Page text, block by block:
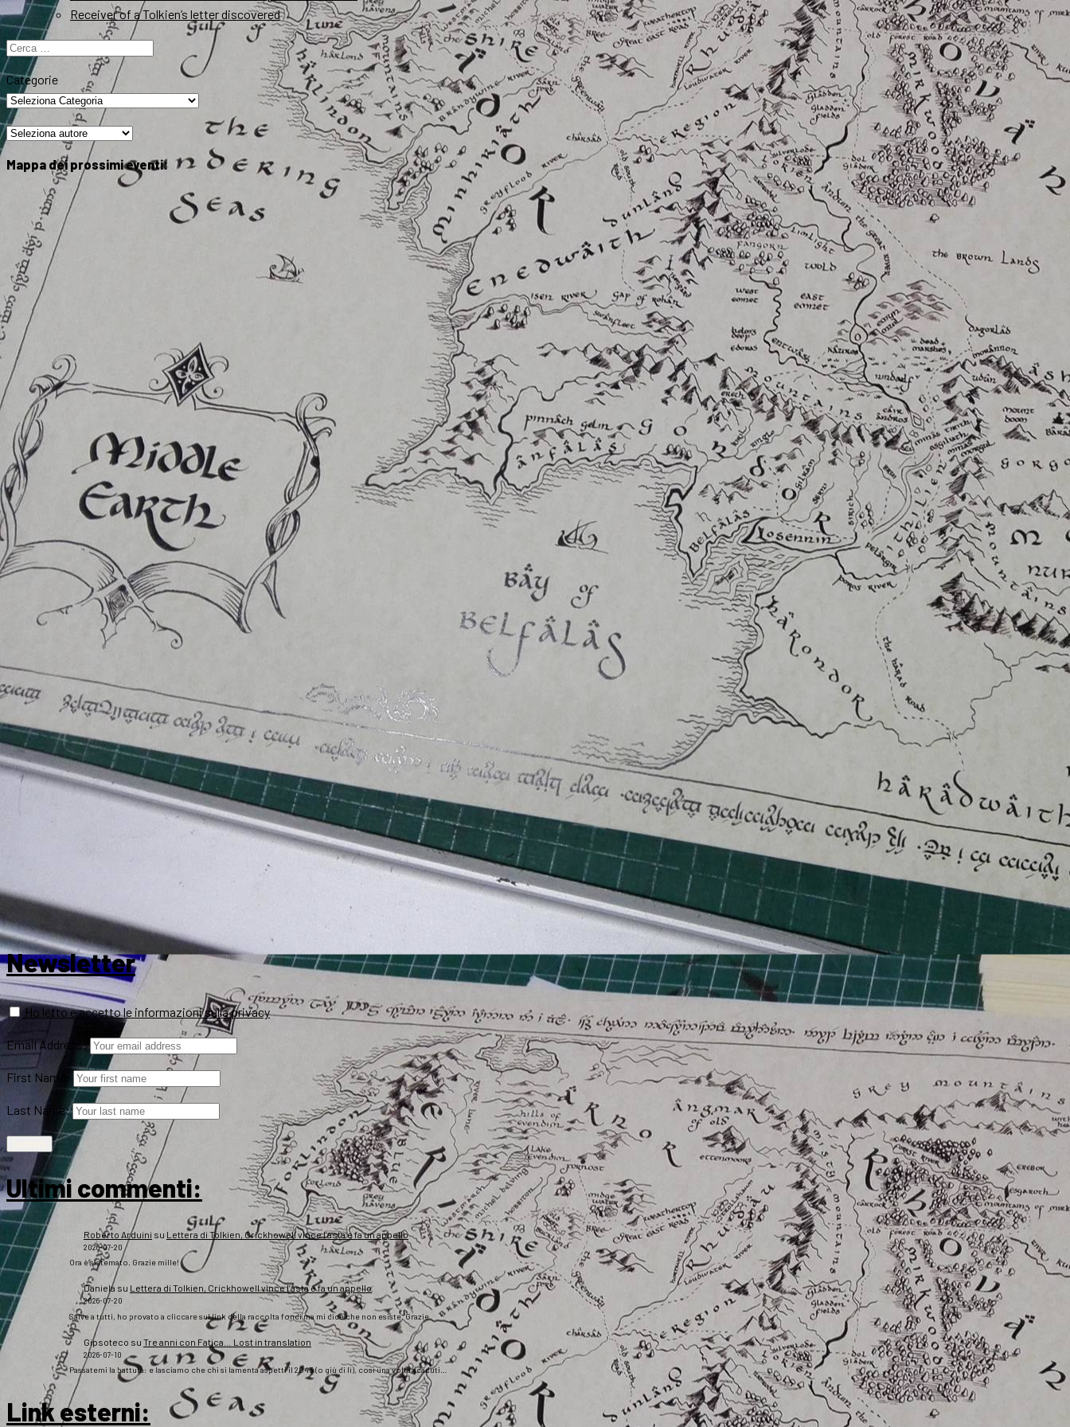
Receiver of a Tolkien’s letter discovered
Ricerca
per:
Categorie
Mappa dei prossimi eventi:
Newsletter
Ho letto e accetto le informazioni sulla privacy
Email Address:
First Name:
Last Name:
Ultimi commenti:
Roberto Arduini su Lettera di Tolkien, Crickhowell vince l’asta e fa un appello
2026-07-20
Ora è sistemato. Grazie mille!
Daniela su Lettera di Tolkien, Crickhowell vince l’asta e fa un appello
2026-07-20
Salve a tutti, ho provato a cliccare sul link della raccolta fondi ma mi dice che non esiste. Grazie
Gipsoteco su Tre anni con Fatica… Lost in translation
2026-07-10
Passatemi la battuta: e lasciamo che chi si lamenta aspetti il 2043 (o giù di lì), così una volta scaduti…
Link esterni: